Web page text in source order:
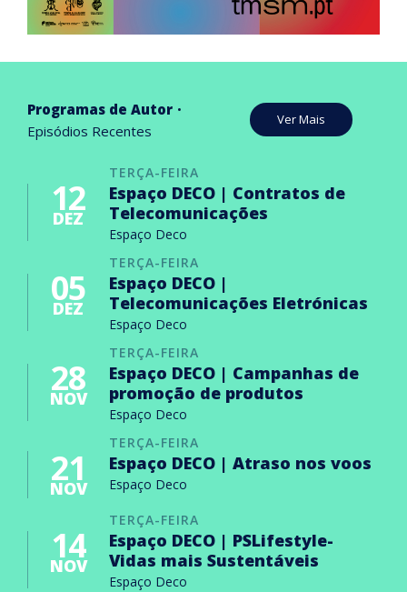
Programas de Autor
Episódios Recentes
Ver Mais
TERÇA-FEIRA
12
DEZ
Espaço DECO | Contratos de
Telecomunicações
Espaço Deco
TERÇA-FEIRA
05
DEZ
Espaço DECO |
Telecomunicações Eletrónicas
Espaço Deco
TERÇA-FEIRA
28
NOV
Espaço DECO | Campanhas de
promoção de produtos
Espaço Deco
TERÇA-FEIRA
21
NOV
Espaço DECO | Atraso nos voos
Espaço Deco
TERÇA-FEIRA
14
NOV
Espaço DECO | PSLifestyle-
Vidas mais Sustentáveis
Espaço Deco